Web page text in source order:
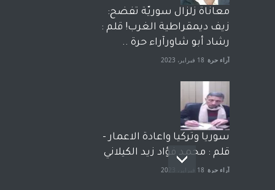
معاناة زلزال سوريّة تفضح:
زيف ديمقراطية الغرب! قلم :
رشاد أبو شاورآراء حرة ..
آراء حرة 18 فبراير، 2023
سوريا وتركيا واعادة الاعمار -
قلم : محمد فؤاد زيد الكيلاني
آراء حرة 18 فبراير، 2023